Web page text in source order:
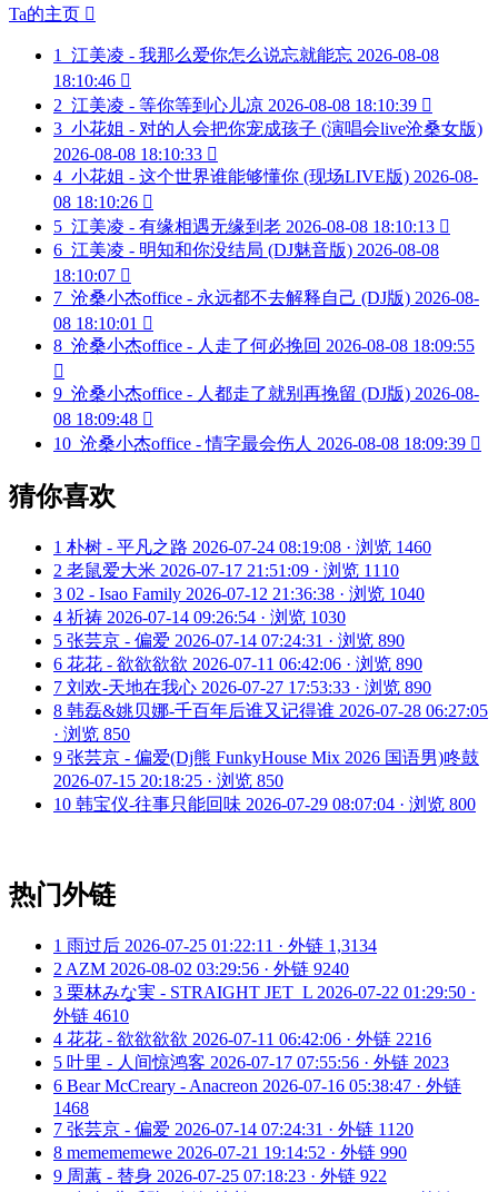
Ta的主页 
1 江美凌 - 我那么爱你怎么说忘就能忘 2026-08-08
18:10:46 
2 江美凌 - 等你等到心儿凉 2026-08-08 18:10:39 
3 小花姐 - 对的人会把你宠成孩子 (演唱会live沧桑女版)
2026-08-08 18:10:33 
4 小花姐 - 这个世界谁能够懂你 (现场LIVE版) 2026-08-
08 18:10:26 
5 江美凌 - 有缘相遇无缘到老 2026-08-08 18:10:13 
6 江美凌 - 明知和你没结局 (DJ魅音版) 2026-08-08
18:10:07 
7 沧桑小杰office - 永远都不去解释自己 (DJ版) 2026-08-
08 18:10:01 
8 沧桑小杰office - 人走了何必挽回 2026-08-08 18:09:55

9 沧桑小杰office - 人都走了就别再挽留 (DJ版) 2026-08-
08 18:09:48 
10 沧桑小杰office - 情字最会伤人 2026-08-08 18:09:39 
猜你喜欢
1 朴树 - 平凡之路 2026-07-24 08:19:08 · 浏览 1460
2 老鼠爱大米 2026-07-17 21:51:09 · 浏览 1110
3 02 - Isao Family 2026-07-12 21:36:38 · 浏览 1040
4 祈祷 2026-07-14 09:26:54 · 浏览 1030
5 张芸京 - 偏爱 2026-07-14 07:24:31 · 浏览 890
6 花花 - 欲欲欲欲 2026-07-11 06:42:06 · 浏览 890
7 刘欢-天地在我心 2026-07-27 17:53:33 · 浏览 890
8 韩磊&姚贝娜-千百年后谁又记得谁 2026-07-28 06:27:05
· 浏览 850
9 张芸京 - 偏爱(Dj熊 FunkyHouse Mix 2026 国语男)咚鼓
2026-07-15 20:18:25 · 浏览 850
10 韩宝仪-往事只能回味 2026-07-29 08:07:04 · 浏览 800
热门外链
1 雨过后 2026-07-25 01:22:11 · 外链 1,3134
2 AZM 2026-08-02 03:29:56 · 外链 9240
3 栗林みな実 - STRAIGHT JET_L 2026-07-22 01:29:50 ·
外链 4610
4 花花 - 欲欲欲欲 2026-07-11 06:42:06 · 外链 2216
5 叶里 - 人间惊鸿客 2026-07-17 07:55:56 · 外链 2023
6 Bear McCreary - Anacreon 2026-07-16 05:38:47 · 外链
1468
7 张芸京 - 偏爱 2026-07-14 07:24:31 · 外链 1120
8 memememewe 2026-07-21 19:14:52 · 外链 990
9 周蕙 - 替身 2026-07-25 07:18:23 · 外链 922